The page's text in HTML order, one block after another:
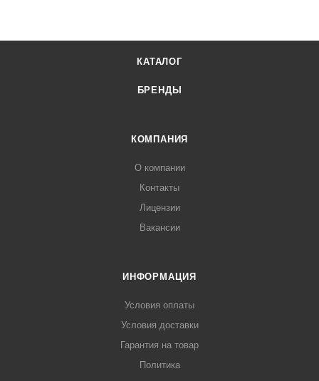
КАТАЛОГ
БРЕНДЫ
КОМПАНИЯ
О компании
Контакты
Лицензии
Вакансии
ИНФОРМАЦИЯ
Условия оплаты
Условия доставки
Гарантия на товар
Политика